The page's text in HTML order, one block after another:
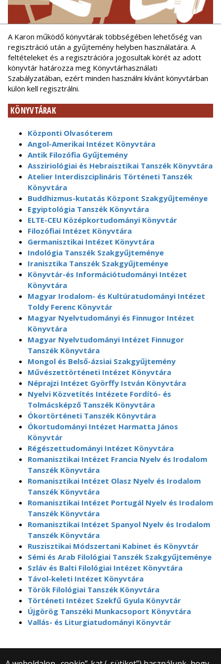
A Karon működő könyvtárak többségében lehetőség van
regisztráció után a gyűjtemény helyben használatára. A
feltételeket és a regisztrációra jogosultak körét az adott
könyvtár határozza meg Könyvtárhasználati
Szabályzatában, ezért minden használni kívánt könyvtárban
külön kell regisztrálni.
KÖNYVTÁRAK
Központi Olvasóterem
Angol-Amerikai Intézet Könyvtára
Antik Filozófia Gyűjtemény
Assziriológiai és Hebraisztikai Tanszék Könyvtára
Atelier Interdiszciplináris Történeti Tanszék
Könyvtára
Buddhizmus-kutatás Központ Szakgyűjteménye
Egyiptológia Tanszék Könyvtára
ELTE-CEU Középkortudományi Könyvtár
Filozófiai Intézet Könyvtára
Germanisztikai Intézet Könyvtára
Indológia Tanszék Szakgyűjteménye
Iranisztika Tanszék Szakgyűjteménye
Könyvtár-és Információtudományi Intézet
Könyvtára
Magyar Irodalom- és Kultúratudományi Intézet
Toldy Ferenc Könyvtár
Magyar Nyelvtudományi és Finnugor Intézet
Könyvtára
Magyar Nyelvtudományi Intézet Finnugor
Tanszék Könyvtára
Mongol és Belső-ázsiai Szakgyűjtemény
Művészettörténeti Intézet Könyvtára
Néprajzi Intézet Györffy István Könyvtára
Nyelvi Közvetítés Intézete Fordító- és
Tolmácsképző Tanszék Könyvtára
Ókortörténeti Tanszék Könyvtára
Ókortudományi Intézet Harmatta János
Könyvtár
Régészettudományi Intézet Könyvtára
Romanisztikai Intézet Francia Nyelv és Irodalom
Tanszék Könyvtára
Romanisztikai Intézet Olasz Nyelv és Irodalom
Tanszék Könyvtára
Romanisztikai Intézet Portugál Nyelv és Irodalom
Tanszék Könyvtára
Romanisztikai Intézet Spanyol Nyelv és Irodalom
Tanszék Könyvtára
Ruszisztikai Módszertani Kabinet és Könyvtár
Sémi és Arab Filológiai Tanszék Szakgyűjteménye
Szláv és Balti Filológiai Intézet Könyvtára
Távol-keleti Intézet Könyvtára
Török Filológiai Tanszék Könyvtára
Történeti Intézet Szekfű Gyula Könyvtár
Újgörög Tanszéki Munkacsoport Könyvtára
Vallás- és Liturgiatudományi Könyvtár